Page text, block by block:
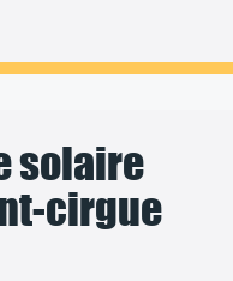
solaire
cirgue